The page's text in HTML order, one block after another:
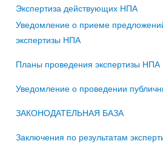
Экспертиза действующих НПА
Уведомление о приеме
экспертизы НПА
Планы проведения экспертизы НПА
Уведомление о проведении
ЗАКОНОДАТЕЛЬНАЯ БАЗА
Заключения по результатам